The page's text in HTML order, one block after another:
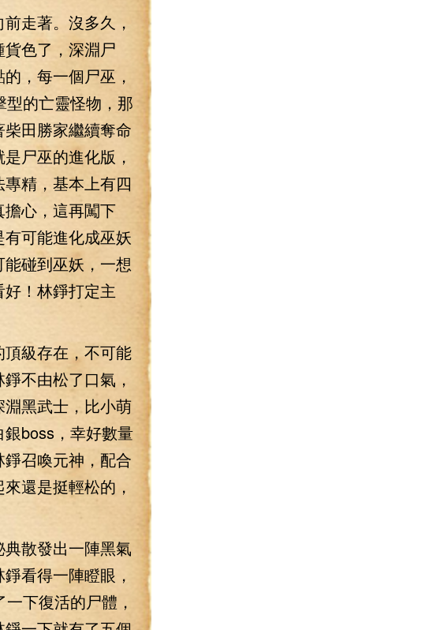
走著。沒多久，
色了，深淵尸
，每一個尸巫，
的亡靈怪物，那
田勝家繼續奪命
尸巫的進化版，
精，基本上有四
心，這再闖下
可能進化成巫妖
碰到巫妖，一想
！林錚打定主
級存在，不可能
不由松了口氣，
黑武士，比小萌
boss，幸好數量
召喚元神，配合
還是挺輕松的，
散發出一陣黑氣
看得一陣瞪眼，
下復活的尸體，